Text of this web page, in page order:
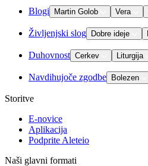
Blogi Martin Golob Vera
Življenjski slog Dobre ideje
Duhovnost Cerkev Liturgija
Navdihujoče zgodbe Bolezen
Storitve
E-novice
Aplikacija
Podprite Aleteio
Naši glavni formati